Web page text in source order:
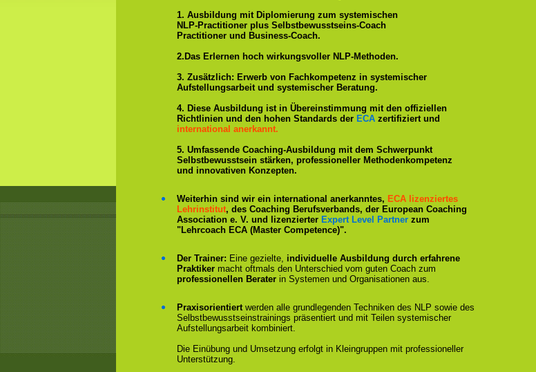
1. Ausbildung mit Diplomierung zum systemischen
NLP-Practitioner plus Selbstbewusstseins-Coach
Practitioner und Business-Coach.
2.Das Erlernen hoch wirkungsvoller NLP-Methoden.
3. Zusätzlich: Erwerb von Fachkompetenz in systemischer
Aufstellungsarbeit und systemischer Beratung.
4. Diese Ausbildung ist in Übereinstimmung mit den offiziellen
Richtlinien und den hohen Standards der ECA zertifiziert und
international anerkannt.
5. Umfassende Coaching-Ausbildung mit dem Schwerpunkt
Selbstbewusstsein stärken, professioneller Methodenkompetenz
und innovativen Konzepten.
Weiterhin sind wir ein international anerkanntes, ECA lizenziertes
Lehrinstitut, des Coaching Berufsverbands, der European Coaching
Association e. V. und lizenzierter Expert Level Partner zum
"Lehrcoach ECA (Master Competence)".
Der Trainer: Eine gezielte, individuelle Ausbildung durch erfahrene
Praktiker macht oftmals den Unterschied vom guten Coach zum
professionellen Berater in Systemen und Organisationen aus.
Praxisorientiertwerden alle grundlegenden Techniken des NLP sowie des
Selbstbewusstseinstrainings präsentiert und mit Teilen systemischer
Aufstellungsarbeit kombiniert.
Die Einübung und Umsetzung erfolgt in Kleingruppen mit professioneller
Unterstützung.